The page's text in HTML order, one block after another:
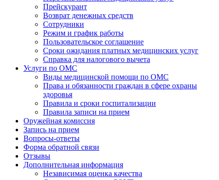
Прейскурант
Возврат денежных средств
Сотрудники
Режим и график работы
Пользовательское соглашение
Сроки ожидания платных медицинских услуг
Справка для налогового вычета
Услуги по ОМС
Виды медицинской помощи по ОМС
Права и обязанности граждан в сфере охраны
здоровья
Правила и сроки госпитализации
Правила записи на прием
Оружейная комиссия
Запись на прием
Вопросы-ответы
Форма обратной связи
Отзывы
Дополнительная информация
Независимая оценка качества